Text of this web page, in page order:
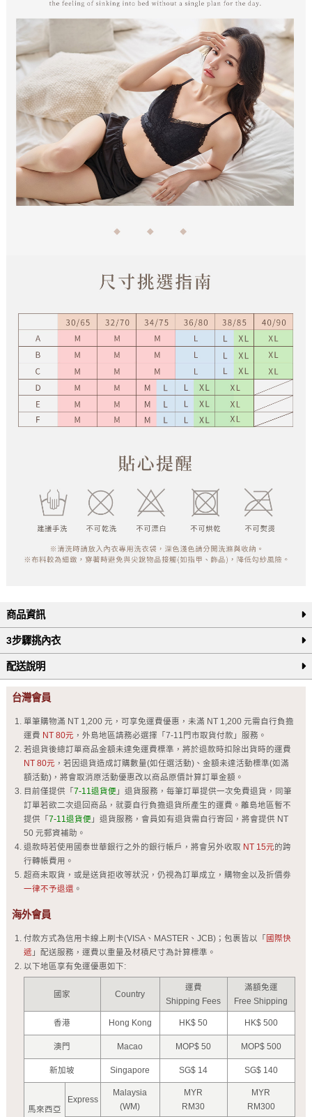
商品資訊
3步驟挑內衣
配送說明
台灣會員
單筆購物滿 NT 1,200 元，可享免運費優惠，未滿 NT 1,200 元需自行負擔
運費 NT 80元 ，外島地區請務必選擇「7-11門市取貨付款」服務。
若退貨後總訂單商品金額未達免運費標準，將於退款時扣除出貨時的運費
NT 80元 ，若因退貨造成訂購數量(如任選活動)、金額未達活動標準(如滿
額活動)，將會取消原活動優惠改以商品原價計算訂單金額。
目前僅提供「 7-11退貨便 」退貨服務，每筆訂單提供一次免費退貨，同筆
訂單若欲二次退回商品，就要自行負擔退貨所產生的運費。離島地區暫不
提供「 7-11退貨便 」退貨服務，會員如有退貨需自行寄回，將會提供 NT
50 元郵資補助。
退款時若使用國泰世華銀行之外的銀行帳戶，將會另外收取 NT 15元的跨
行轉帳費用。
超商未取貨，或是送貨拒收等狀況，仍視為訂單成立，購物金以及折價劵
一律不予退還 。
海外會員
付款方式為信用卡線上刷卡(VISA、MASTER、JCB)；包裹皆以「 國際快
遞 」配送服務，運費以重量及材積尺寸為計算標準。
以下地區享有免運優惠如下:
國家 Country
運費
Shipping Fees
滿額免運
Free Shipping
香港 Hong Kong HK$ 50 HK$ 500
澳門 Macao MOP$ 50 MOP$ 500
新加坡 Singapore SG$ 14 SG$ 140
馬來西亞
Express
Malaysia
(WM)
MYR
RM30
MYR
RM300